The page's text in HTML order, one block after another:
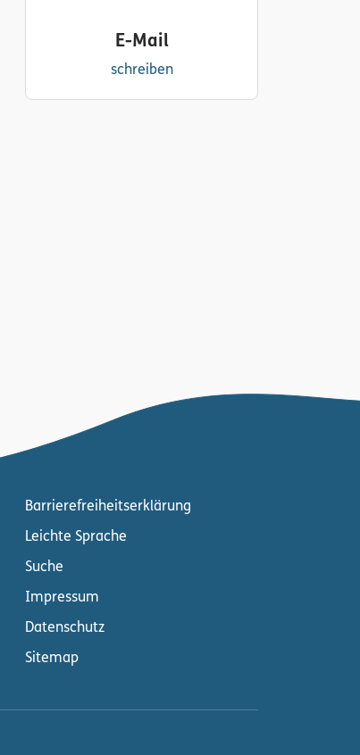
E-Mail
schreiben
Barrierefreiheitserklärung
Leichte Sprache
Suche
Impressum
Datenschutz
Sitemap